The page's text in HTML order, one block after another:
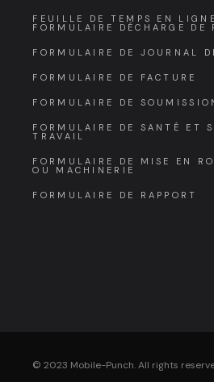
FEUILLE DE TEMPS EN LIGNE
FORMULAIRE DÉCHARGE DE
FORMULAIRE DE JOURNAL
FORMULAIRE DE FACTURE
FORMULAIRE DE
FORMULAIRE DE SANTÉ ET
TRAVAIL
FORMULAIRE DE MISE EN
OU MACHINERIE
FORMULAIRE DE RAPPORT
© 2023 Mobile-Punch. All rights